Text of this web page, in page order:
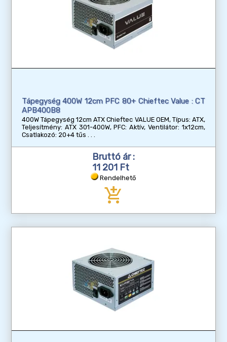
Tápegység 400W 12cm PFC 80+ Chieftec Value : CT
APB400B8
400W Tápegység 12cm ATX Chieftec VALUE OEM, Típus: ATX,
Teljesítmény: ATX 301-400W, PFC: Aktív, Ventilátor: 1x12cm,
Csatlakozó: 20+4 tűs
Bruttó ár :
11 201 Ft
Rendelhető
add_shopping_cart